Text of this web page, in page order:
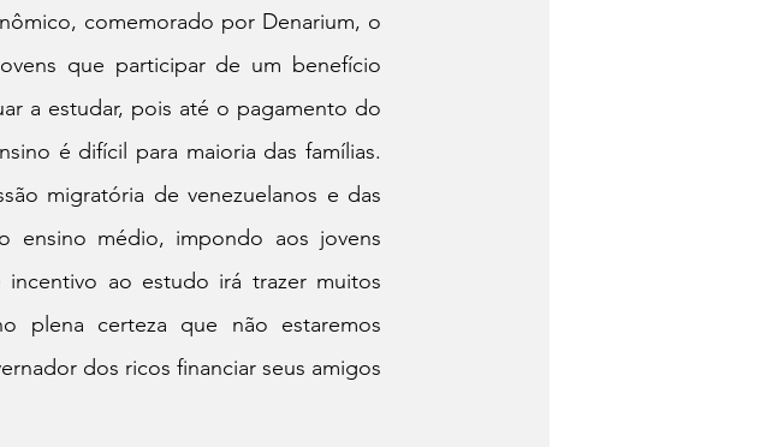
comemorado por Denarium, o
que participar de um benefício
a estudar, pois até o pagamento do
é difícil para maioria das famílias.
migratória de venezuelanos e das
ensino médio, impondo aos jovens
ao estudo irá trazer muitos
plena certeza que não estaremos
dos ricos financiar seus amigos